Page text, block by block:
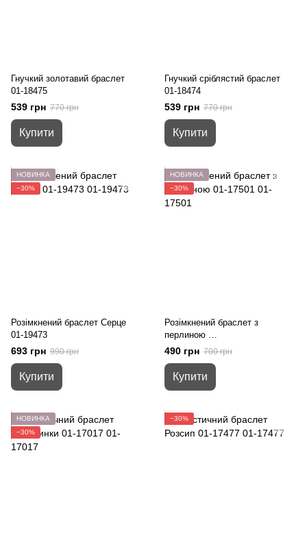
Гнучкий золотавий браслет
01-18475
539 грн 770 грн
Купити
Гнучкий сріблястий браслет
01-18474
539 грн 770 грн
Купити
НОВИНКА
−30%
Розімкнений браслет Серце
01-19473
693 грн 990 грн
Купити
НОВИНКА
−30%
Розімкнений браслет з
перлиною
01-17501
490 грн 700 грн
Купити
НОВИНКА
−30%
−30%